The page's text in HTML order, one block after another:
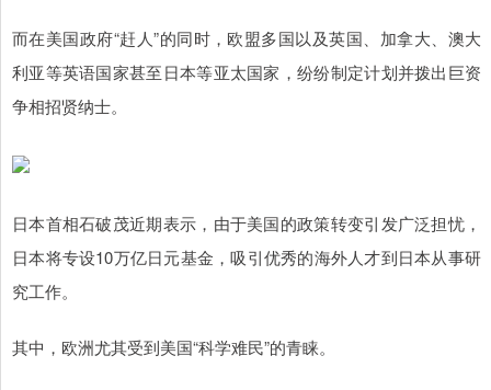
而在美国政府“赶人”的同时，欧盟多国以及英国、加拿大、澳大
利亚等英语国家甚至日本等亚太国家，纷纷制定计划并拨出巨资
争相招贤纳士。
日本首相石破茂近期表示，由于美国的政策转变引发广泛担忧，
日本将专设10万亿日元基金，吸引优秀的海外人才到日本从事研
究工作。
其中，欧洲尤其受到美国“科学难民”的青睐。